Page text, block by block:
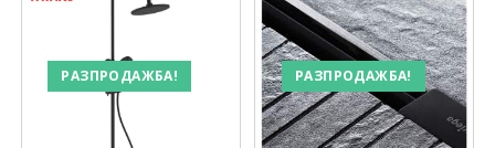
РАЗПРОДАЖБА! РАЗПРОДАЖБА!